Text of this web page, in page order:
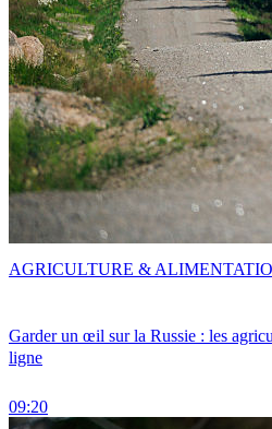
Garder un œil sur la Russie : les
ligne
09:20
AGRICULTURE &